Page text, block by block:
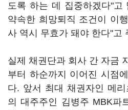
도록 하는 데 집중하겠다"고
약속한 희망퇴직 조건이 이
사 역시 무효가 돼야 한다"고
실제 채권단과 회사 간 자금
부터 하순까지 이어진 시점
다. 앞서 최대 채권자인 메
의 대주주인 김병주 MBK파